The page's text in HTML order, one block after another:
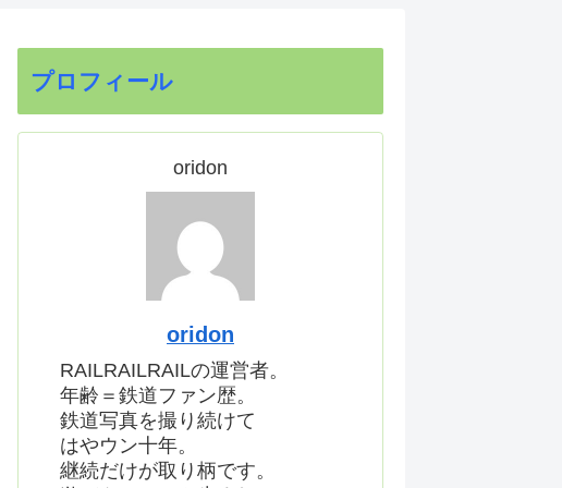
プロフィール
oridon
oridon
RAILRAILRAILの運営者。
年齢＝鉄道ファン歴。
鉄道写真を撮り続けて
はやウン十年。
継続だけが取り柄です。